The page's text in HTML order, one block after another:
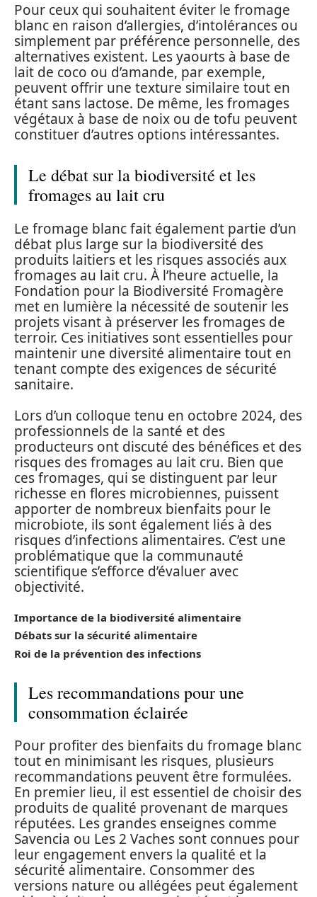
Pour ceux qui souhaitent éviter le fromage
blanc en raison d’allergies, d’intolérances ou
simplement par préférence personnelle, des
alternatives existent. Les yaourts à base de
lait de coco ou d’amande, par exemple,
peuvent offrir une texture similaire tout en
étant sans lactose. De même, les fromages
végétaux à base de noix ou de tofu peuvent
constituer d’autres options intéressantes.
Le débat sur la biodiversité et les
fromages au lait cru
Le fromage blanc fait également partie d’un
débat plus large sur la biodiversité des
produits laitiers et les risques associés aux
fromages au lait cru. À l’heure actuelle, la
Fondation pour la Biodiversité Fromagère
met en lumière la nécessité de soutenir les
projets visant à préserver les fromages de
terroir. Ces initiatives sont essentielles pour
maintenir une diversité alimentaire tout en
tenant compte des exigences de sécurité
sanitaire.
Lors d’un colloque tenu en octobre 2024, des
professionnels de la santé et des
producteurs ont discuté des bénéfices et des
risques des fromages au lait cru. Bien que
ces fromages, qui se distinguent par leur
richesse en flores microbiennes, puissent
apporter de nombreux bienfaits pour le
microbiote, ils sont également liés à des
risques d’infections alimentaires. C’est une
problématique que la communauté
scientifique s’efforce d’évaluer avec
objectivité.
Importance de la biodiversité alimentaire
Débats sur la sécurité alimentaire
Roi de la prévention des infections
Les recommandations pour une
consommation éclairée
Pour profiter des bienfaits du fromage blanc
tout en minimisant les risques, plusieurs
recommandations peuvent être formulées.
En premier lieu, il est essentiel de choisir des
produits de qualité provenant de marques
réputées. Les grandes enseignes comme
Savencia ou Les 2 Vaches sont connues pour
leur engagement envers la qualité et la
sécurité alimentaire. Consommer des
versions nature ou allégées peut également